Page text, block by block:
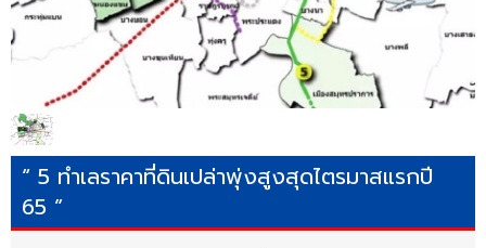
“ 5 ทำเลราคาที่ดินเปล่าพุ่งสูงสุดไตรมาสแรกปี
65 ”